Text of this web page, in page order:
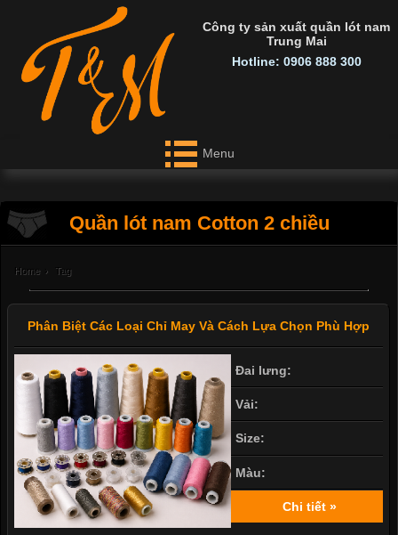
Công ty sản xuất quần lót nam
Trung Mai
Hotline: 0906 888 300
Menu
Quần lót nam Cotton 2 chiều
Home › Tag
Phân Biệt Các Loại Chỉ May Và Cách Lựa Chọn Phù Hợp
Đai lưng:
Vải:
Size:
Màu:
Chi tiết »